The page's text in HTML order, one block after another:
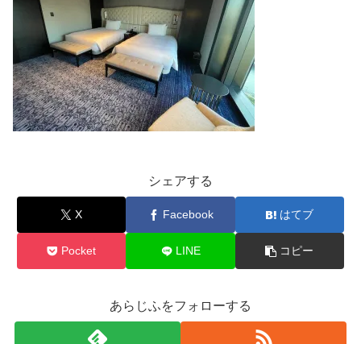
シェアする
X Facebook はてブ
Pocket LINE コピー
あらじふをフォローする